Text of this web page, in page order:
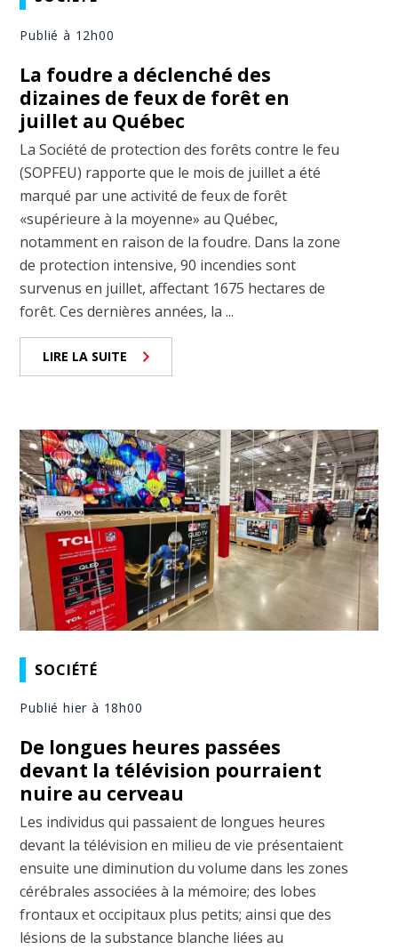
Publié à 12h00
La foudre a déclenché des
dizaines de feux de forêt en
juillet au Québec
La Société de protection des forêts contre le feu
(SOPFEU) rapporte que le mois de juillet a été
marqué par une activité de feux de forêt
«supérieure à la moyenne» au Québec,
notamment en raison de la foudre. Dans la zone
de protection intensive, 90 incendies sont
survenus en juillet, affectant 1675 hectares de
forêt. Ces dernières années, la ...
LIRE LA SUITE
SOCIÉTÉ
Publié hier à 18h00
De longues heures passées
devant la télévision pourraient
nuire au cerveau
Les individus qui passaient de longues heures
devant la télévision en milieu de vie présentaient
ensuite une diminution du volume dans les zones
cérébrales associées à la mémoire; des lobes
frontaux et occipitaux plus petits; ainsi que des
lésions de la substance blanche liées au